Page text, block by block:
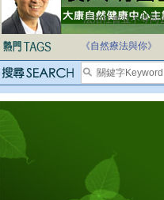
法治社會並不等同
《自然療法與你》